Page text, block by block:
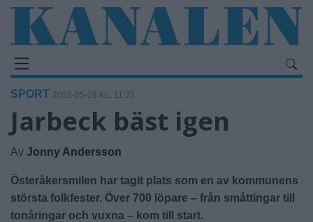
SPORT 2026-05-28 KL. 11:35
Jarbeck bäst igen
Av Jonny Andersson
Österåkersmilen har tagit plats som en av kommunens
största folkfester. Över 700 löpare – från småttingar till
tonåringar och vuxna – kom till start.